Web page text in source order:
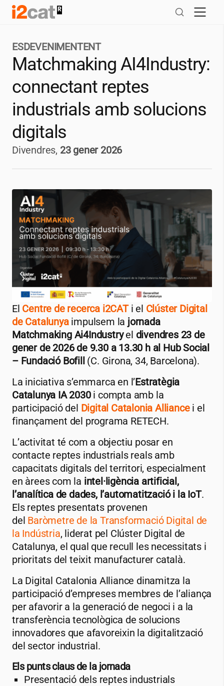
Salta
ESDEVENIMENTENT
Matchmaking AI4Industry:
connectant reptes
industrials amb solucions
digitals
Divendres, 23 gener 2026
El Centre de recerca i2CATi el Clúster Digital
de Catalunyaimpulsem la jornada
Matchmaking Ai4Industryel divendres 23 de
gener de 2026 de 9.30 a 13.30 h al Hub Social
– Fundació Bofill (C. Girona, 34, Barcelona).
La iniciativa s’emmarca en l’Estratègia
Catalunya IA 2030i compta amb la
participació del Digital Catalonia Alliancei el
finançament del programa RETECH.
L’activitat té com a objectiu posar en
contacte reptes industrials reals amb
capacitats digitals del territori, especialment
en àrees com la intel·ligència artificial,
l’analítica de dades, l’automatització i la IoT.
Els reptes presentats provenen
del Baròmetre de la Transformació Digital de
la Indústria, liderat pel Clúster Digital de
Catalunya, el qual que recull les necessitats i
prioritats del teixit manufacturer català.
La Digital Catalonia Alliance dinamitza la
participació d’empreses membres de l’aliança
per afavorir a la generació de negoci i a la
transferència tecnològica de solucions
innovadores que afavoreixin la digitalització
del sector industrial.
Els punts claus de la jornada
Presentació dels reptes industrials